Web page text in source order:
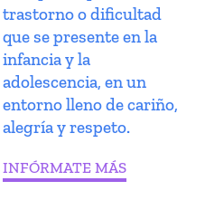
trastorno o dificultad
que se presente en la
infancia y la
adolescencia, en un
entorno lleno de cariño,
alegría y respeto.
INFÓRMATE MÁS